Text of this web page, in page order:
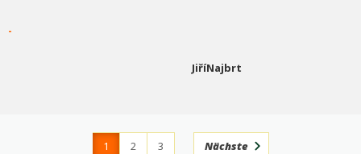
-
JiříNajbrt
1 2
3
Nächste